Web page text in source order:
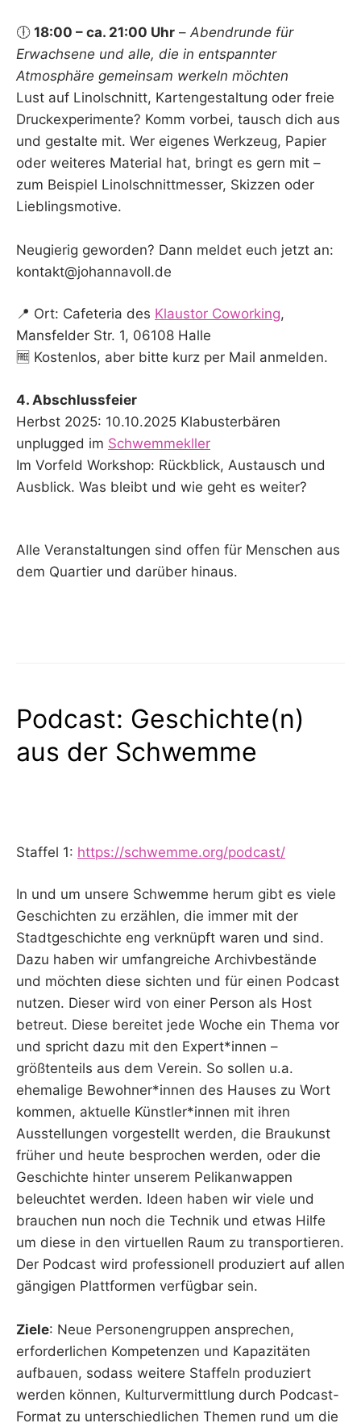
🕕 18:00 – ca. 21:00 Uhr – Abendrunde für
Erwachsene und alle, die in entspannter
Atmosphäre gemeinsam werkeln möchten
Lust auf Linolschnitt, Kartengestaltung oder freie
Druckexperimente? Komm vorbei, tausch dich aus
und gestalte mit. Wer eigenes Werkzeug, Papier
oder weiteres Material hat, bringt es gern mit –
zum Beispiel Linolschnittmesser, Skizzen oder
Lieblingsmotive.
Neugierig geworden? Dann meldet euch jetzt an:
kontakt@johannavoll.de
📍 Ort: Cafeteria des Klaustor Coworking,
Mansfelder Str. 1, 06108 Halle
🆓 Kostenlos, aber bitte kurz per Mail anmelden.
4. Abschlussfeier
Herbst 2025: 10.10.2025 Klabusterbären
unplugged im Schwemmekller
Im Vorfeld Workshop: Rückblick, Austausch und
Ausblick. Was bleibt und wie geht es weiter?
Alle Veranstaltungen sind offen für Menschen aus
dem Quartier und darüber hinaus.
Podcast: Geschichte(n)
aus der Schwemme
Staffel 1: https://schwemme.org/podcast/
In und um unsere Schwemme herum gibt es viele
Geschichten zu erzählen, die immer mit der
Stadtgeschichte eng verknüpft waren und sind.
Dazu haben wir umfangreiche Archivbestände
und möchten diese sichten und für einen Podcast
nutzen. Dieser wird von einer Person als Host
betreut. Diese bereitet jede Woche ein Thema vor
und spricht dazu mit den Expert*innen –
größtenteils aus dem Verein. So sollen u.a.
ehemalige Bewohner*innen des Hauses zu Wort
kommen, aktuelle Künstler*innen mit ihren
Ausstellungen vorgestellt werden, die Braukunst
früher und heute besprochen werden, oder die
Geschichte hinter unserem Pelikanwappen
beleuchtet werden. Ideen haben wir viele und
brauchen nun noch die Technik und etwas Hilfe
um diese in den virtuellen Raum zu transportieren.
Der Podcast wird professionell produziert auf allen
gängigen Plattformen verfügbar sein.
Ziele: Neue Personengruppen ansprechen,
erforderlichen Kompetenzen und Kapazitäten
aufbauen, sodass weitere Staffeln produziert
werden können, Kulturvermittlung durch Podcast-
Format zu unterschiedlichen Themen rund um die